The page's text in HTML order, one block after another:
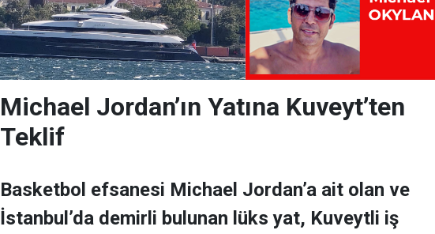
Michael Jordan’ın Yatına Kuveyt’ten
Teklif
Basketbol efsanesi Michael Jordan’a ait olan ve
İstanbul’da demirli bulunan lüks yat, Kuveytli iş